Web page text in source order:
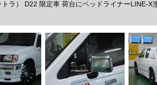
ラ） D22 限定車 荷台にベッドライナーLINE-X